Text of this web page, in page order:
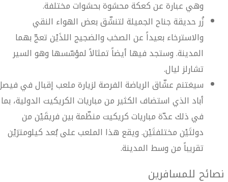
وهي عبارة عن كعكة محشوة بحشوات مختلفة.
زُر حديقة جناح الجميلة لتنشّق بعض الهواء النقي
والاسترخاء بعيداً عن الصخب والضجيج اللذَيْن تعجّ بهما
المدينة. وستجد فيها أيضاً تمثالاً لمؤسّسها وهو السير
تشارلز ليال.
سيغتنم عشّاق الرياضة الفرصة لزيارة ملعب إقبال في
أباد الذي استضاف الكثير من مباريات الكريكيت الدولية، بما
في ذلك عدّة مباريات كريكيت منظّمة بين فريقَيْن من
دولتَيْن مختلفتَيْن. ويقع هذا الملعب على بُعد كيلومترَيْن
تقريباً من وسط المدينة.
نصائح للمسافرين